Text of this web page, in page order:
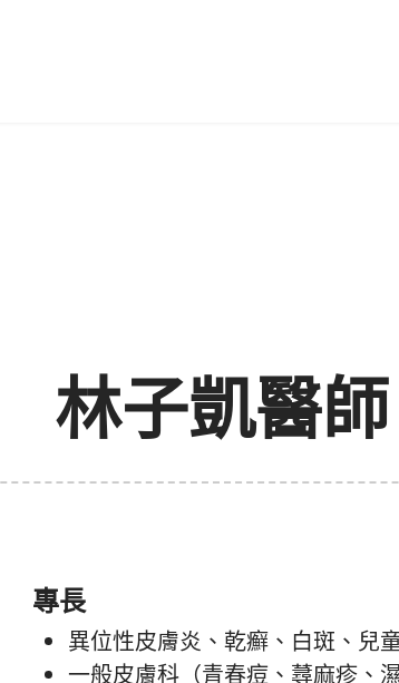
林子凱醫師
專長
異位性皮膚炎、乾癬、白斑、兒
一般皮膚科（青春痘、蕁麻疹、